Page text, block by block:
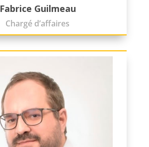
Fabrice Guilmeau
Chargé d’affaires